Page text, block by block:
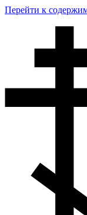
Перейти к